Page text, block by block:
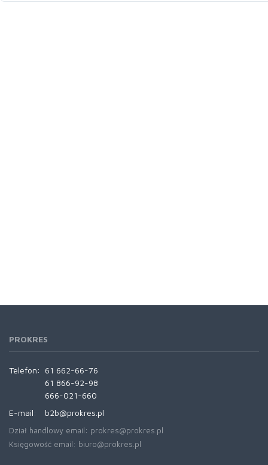
PROKRES
Telefon:
61 662-66-76
61 866-92-98
666-021-660
E-mail:
b2b@prokres.pl
Dział handlowy email: prokres@prokres.pl
Księgowość email: biuro@prokres.pl